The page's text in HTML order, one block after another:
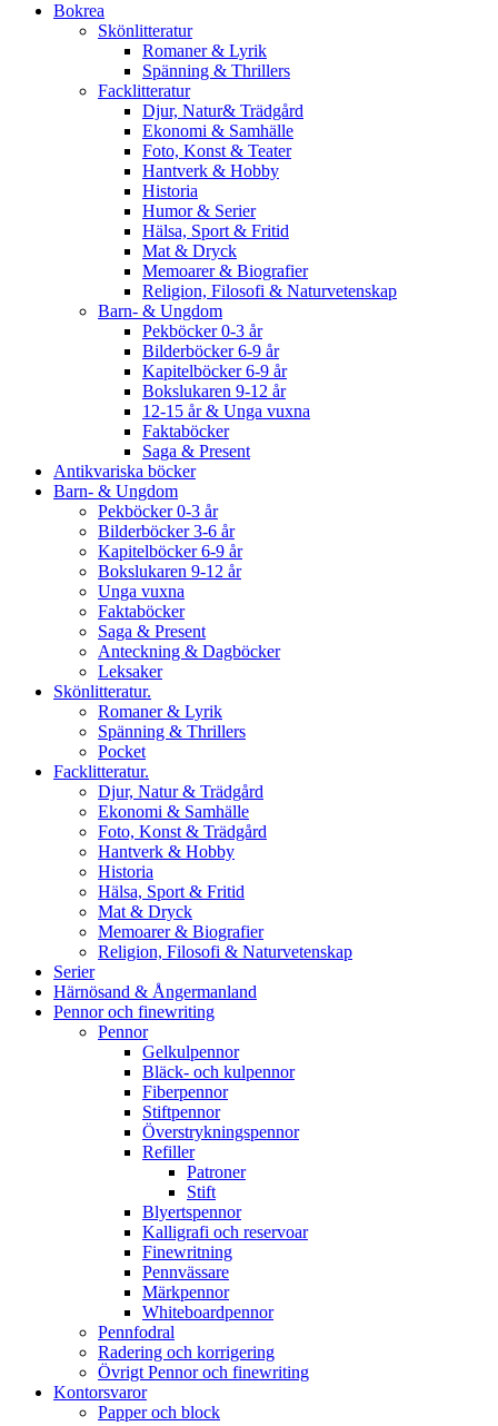
Bokrea
Skönlitteratur
Romaner & Lyrik
Spänning & Thrillers
Facklitteratur
Djur, Natur& Trädgård
Ekonomi & Samhälle
Foto, Konst & Teater
Hantverk & Hobby
Historia
Humor & Serier
Hälsa, Sport & Fritid
Mat & Dryck
Memoarer & Biografier
Religion, Filosofi & Naturvetenskap
Barn- & Ungdom
Pekböcker 0-3 år
Bilderböcker 6-9 år
Kapitelböcker 6-9 år
Bokslukaren 9-12 år
12-15 år & Unga vuxna
Faktaböcker
Saga & Present
Antikvariska böcker
Barn- & Ungdom
Pekböcker 0-3 år
Bilderböcker 3-6 år
Kapitelböcker 6-9 år
Bokslukaren 9-12 år
Unga vuxna
Faktaböcker
Saga & Present
Anteckning & Dagböcker
Leksaker
Skönlitteratur.
Romaner & Lyrik
Spänning & Thrillers
Pocket
Facklitteratur.
Djur, Natur & Trädgård
Ekonomi & Samhälle
Foto, Konst & Trädgård
Hantverk & Hobby
Historia
Hälsa, Sport & Fritid
Mat & Dryck
Memoarer & Biografier
Religion, Filosofi & Naturvetenskap
Serier
Härnösand & Ångermanland
Pennor och finewriting
Pennor
Gelkulpennor
Bläck- och kulpennor
Fiberpennor
Stiftpennor
Överstrykningspennor
Refiller
Patroner
Stift
Blyertspennor
Kalligrafi och reservoar
Finewritning
Pennvässare
Märkpennor
Whiteboardpennor
Pennfodral
Radering och korrigering
Övrigt Pennor och finewriting
Kontorsvaror
Papper och block